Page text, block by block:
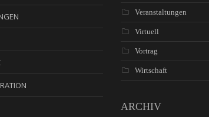
Veranstaltungen
Virtuell
Vortrag
Wirtschaft
ARCHIV